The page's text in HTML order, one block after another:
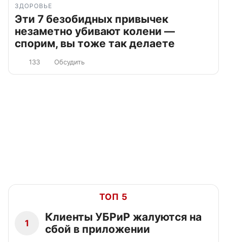
ЗДОРОВЬЕ
Эти 7 безобидных привычек
незаметно убивают колени —
спорим, вы тоже так делаете
133 Обсудить
ТОП 5
1
Клиенты УБРиР жалуются на
сбой в приложении